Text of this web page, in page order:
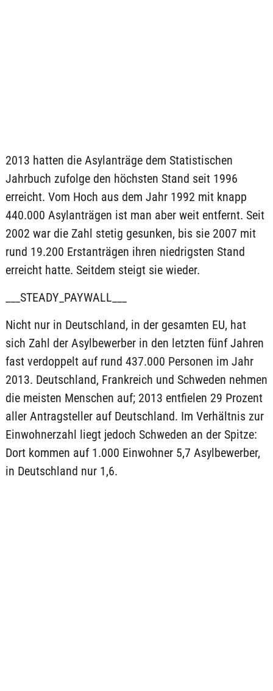
2013 hatten die Asylanträge dem Statistischen
Jahrbuch zufolge den höchsten Stand seit 1996
erreicht. Vom Hoch aus dem Jahr 1992 mit knapp
440.000 Asylanträgen ist man aber weit entfernt. Seit
2002 war die Zahl stetig gesunken, bis sie 2007 mit
rund 19.200 Erstanträgen ihren niedrigsten Stand
erreicht hatte. Seitdem steigt sie wieder.
___STEADY_PAYWALL___
Nicht nur in Deutschland, in der gesamten EU, hat
sich Zahl der Asylbewerber in den letzten fünf Jahren
fast verdoppelt auf rund 437.000 Personen im Jahr
2013. Deutschland, Frankreich und Schweden nehmen
die meisten Menschen auf; 2013 entfielen 29 Prozent
aller Antragsteller auf Deutschland. Im Verhältnis zur
Einwohnerzahl liegt jedoch Schweden an der Spitze:
Dort kommen auf 1.000 Einwohner 5,7 Asylbewerber,
in Deutschland nur 1,6.